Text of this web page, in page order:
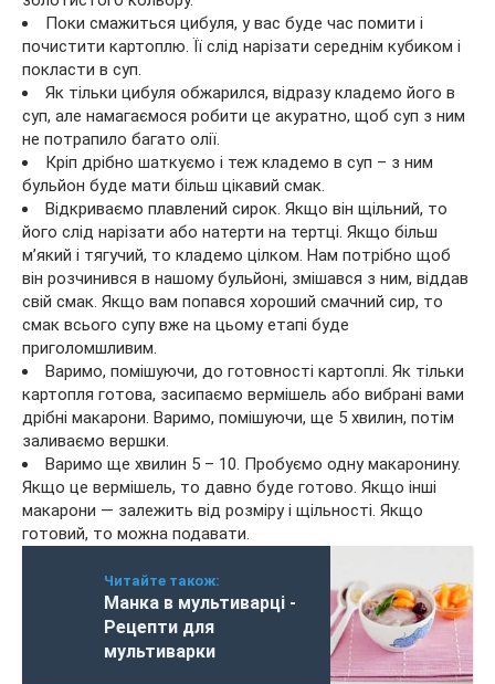
Поки смажиться цибуля, у вас буде час помити і
почистити картоплю. Її слід нарізати середнім кубиком і
покласти в суп.
Як тільки цибуля обжарился, відразу кладемо його в
суп, але намагаємося робити це акуратно, щоб суп з ним
не потрапило багато олії.
Кріп дрібно шаткуємо і теж кладемо в суп – з ним
бульйон буде мати більш цікавий смак.
Відкриваємо плавлений сирок. Якщо він щільний, то
його слід нарізати або натерти на тертці. Якщо більш
м’який і тягучий, то кладемо цілком. Нам потрібно щоб
він розчинився в нашому бульйоні, змішався з ним, віддав
свій смак. Якщо вам попався хороший смачний сир, то
смак всього супу вже на цьому етапі буде
приголомшливим.
Варимо, помішуючи, до готовності картоплі. Як тільки
картопля готова, засипаємо вермішель або вибрані вами
дрібні макарони. Варимо, помішуючи, ще 5 хвилин, потім
заливаємо вершки.
Варимо ще хвилин 5 – 10. Пробуємо одну макаронину.
Якщо це вермішель, то давно буде готово. Якщо інші
макарони — залежить від розміру і щільності. Якщо
готовий, то можна подавати.
Читайте також:
Манка в мультиварці -
Рецепти для
мультиварки